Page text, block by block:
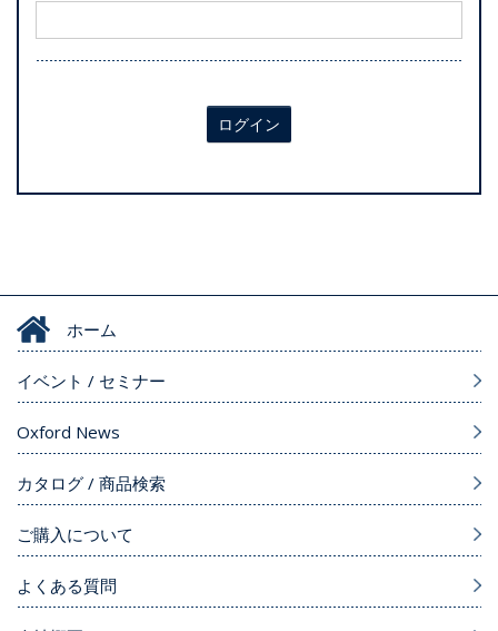
ログイン
ホーム
イベント / セミナー
Oxford News
カタログ / 商品検索
ご購入について
よくある質問